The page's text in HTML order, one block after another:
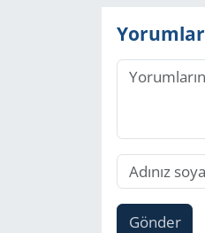
Yorumlar
Gönder